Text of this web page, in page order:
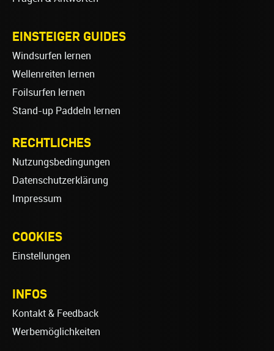
EINSTEIGER GUIDES
Windsurfen lernen
Wellenreiten lernen
Foilsurfen lernen
Stand-up Paddeln lernen
RECHTLICHES
Nutzungsbedingungen
Datenschutzerklärung
Impressum
COOKIES
Einstellungen
INFOS
Kontakt & Feedback
Werbemöglichkeiten